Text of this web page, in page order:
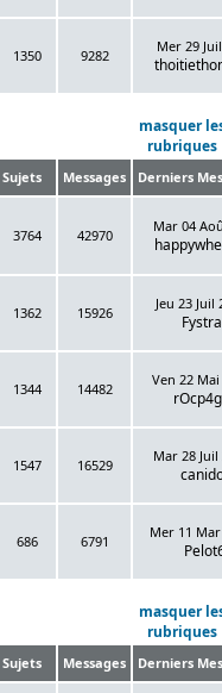
1350 9282
Mer 29
masquer
rubriques
Sujets Messages Derniers
3764 42970
Mar 04
1362 15926
Jeu 23 Juil
1344 14482
Ven 22 Mai
1547 16529
Mar 28 Juil
686 6791
Mer 11
masquer
rubriques
Sujets Messages Derniers